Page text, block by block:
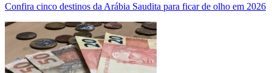
Confira cinco destinos da Arábia Saudita para ficar de olho em 2026